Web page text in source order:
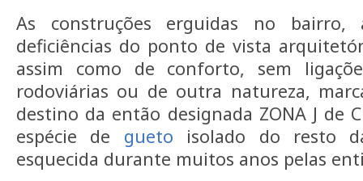
As construções erguidas no bairro,
deficiências do ponto de vista
assim como de conforto, sem
rodoviárias ou de outra natureza,
destino da então designada ZONA J de
espécie de gueto isolado do resto
esquecida durante muitos anos pelas